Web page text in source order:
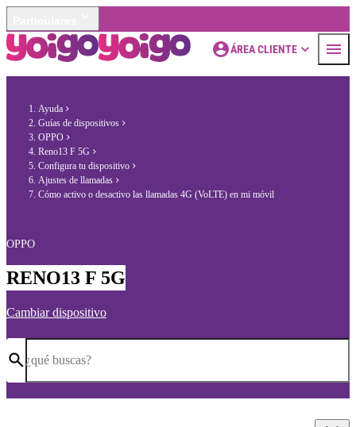
ÁREA CLIENTE
Ayuda
Guías de dispositivos
OPPO
Reno13 F 5G
Configura tu dispositivo
Ajustes de llamadas
Cómo activo o desactivo las llamadas 4G (VoLTE) en mi móvil
OPPO
RENO13 F 5G
Cambiar dispositivo
¿qué buscas?